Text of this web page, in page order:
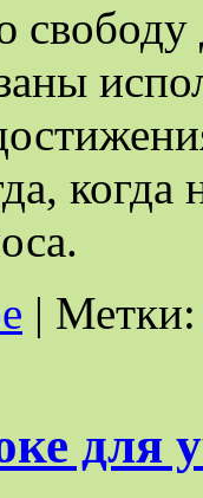
| Метки:
для